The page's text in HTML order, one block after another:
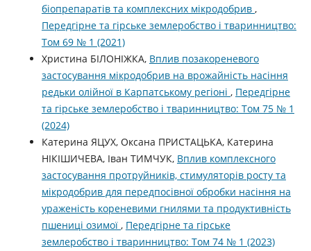
біопрепаратів та комплексних мікродобрив ,
Передгірне та гірське землеробство і тваринництво:
Том 69 № 1 (2021)
Христина БІЛОНІЖКА, Вплив позакореневого
застосування мікродобрив на врожайність насіння
редьки олійної в Карпатському регіоні , Передгірне
та гірське землеробство і тваринництво: Том 75 № 1
(2024)
Катерина ЯЦУХ, Оксана ПРИСТАЦЬКА, Катерина
НІКІШИЧЕВА, Іван ТИМЧУК, Вплив комплексного
застосування протруйників, стимуляторів росту та
мікродобрив для передпосівної обробки насіння на
ураженість кореневими гнилями та продуктивність
пшениці озимої , Передгірне та гірське
землеробство і тваринництво: Том 74 № 1 (2023)